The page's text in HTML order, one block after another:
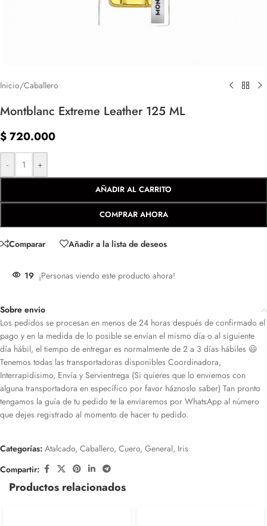
Inicio/Caballero
Montblanc Extreme Leather 125 ML
$720.000
- +
AÑADIR AL CARRITO
COMPRAR AHORA
Comparar Añadir a la lista de deseos
19 ¡Personas viendo este producto ahora!
Sobre envio
Los pedidos se procesan en menos de 24 horas después de confirmado el
pago y en la medida de lo posible se envían el mismo día o al siguiente
día hábil, el tiempo de entregar es normalmente de 2 a 3 días hábiles 😃
Tenemos todas las transportadoras disponibles Coordinadora,
Interrapidisimo, Envía y Servientrega (Si quieres que lo enviemos con
alguna transportadora en específico por favor háznoslo saber) Tan pronto
tengamos la guía de tu pedido te la enviaremos por WhatsApp al número
que dejes registrado al momento de hacer tu pedido.
Categorías: Atalcado, Caballero, Cuero, General, Iris
Compartir:
Productos relacionados